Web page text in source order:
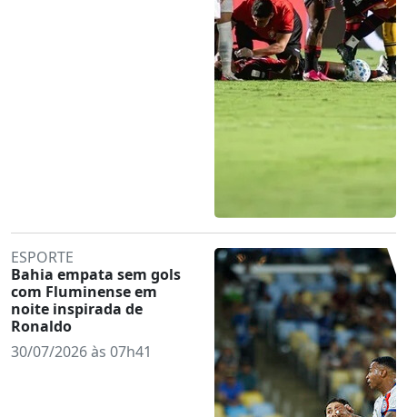
ESPORTE
Bahia empata sem gols
com Fluminense em
noite inspirada de
Ronaldo
30/07/2026 às 07h41